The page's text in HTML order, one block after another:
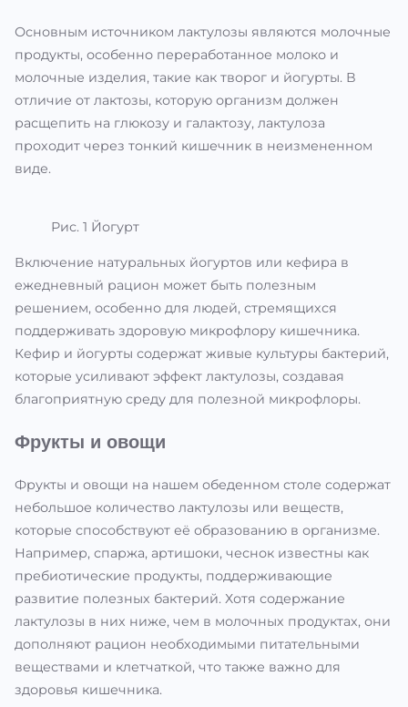
Основным источником лактулозы являются молочные
продукты, особенно переработанное молоко и
молочные изделия, такие как творог и йогурты. В
отличие от лактозы, которую организм должен
расщепить на глюкозу и галактозу, лактулоза
проходит через тонкий кишечник в неизмененном
виде.
Рис. 1 Йогурт
Включение натуральных йогуртов или кефира в
ежедневный рацион может быть полезным
решением, особенно для людей, стремящихся
поддерживать здоровую микрофлору кишечника.
Кефир и йогурты содержат живые культуры бактерий,
которые усиливают эффект лактулозы, создавая
благоприятную среду для полезной микрофлоры.
Фрукты и овощи
Фрукты и овощи на нашем обеденном столе содержат
небольшое количество лактулозы или веществ,
которые способствуют её образованию в организме.
Например, спаржа, артишоки, чеснок известны как
пребиотические продукты, поддерживающие
развитие полезных бактерий. Хотя содержание
лактулозы в них ниже, чем в молочных продуктах, они
дополняют рацион необходимыми питательными
веществами и клетчаткой, что также важно для
здоровья кишечника.